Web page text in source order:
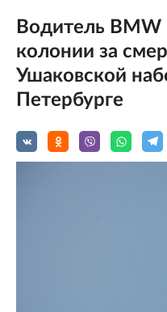
Водитель BMW
колонии за
Ушаковской
Петербурге